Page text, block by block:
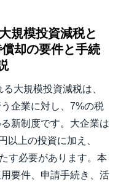
規模投資減税と
却の要件と手続
大規模投資減税は、
企業に対し、7%の税
新制度です。大企業は
以上の投資に加え、
す必要があります。本
要件、申請手続き、活